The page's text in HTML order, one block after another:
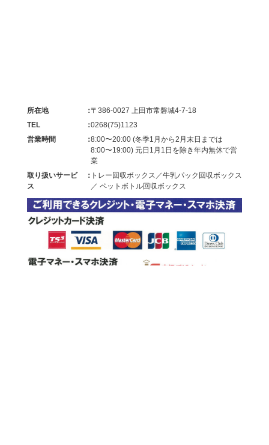
所在地
〒386-0027 上田市常磐城4-7-18
TEL
0268(75)1123
営業時間
8:00〜20:00 (冬季1月から2月末日までは
8:00〜19:00) 元日1月1日を除き年内無休で営
業
取り扱いサービ
ス
トレー回収ボックス／牛乳パック回収ボックス
／ ペットボトル回収ボックス